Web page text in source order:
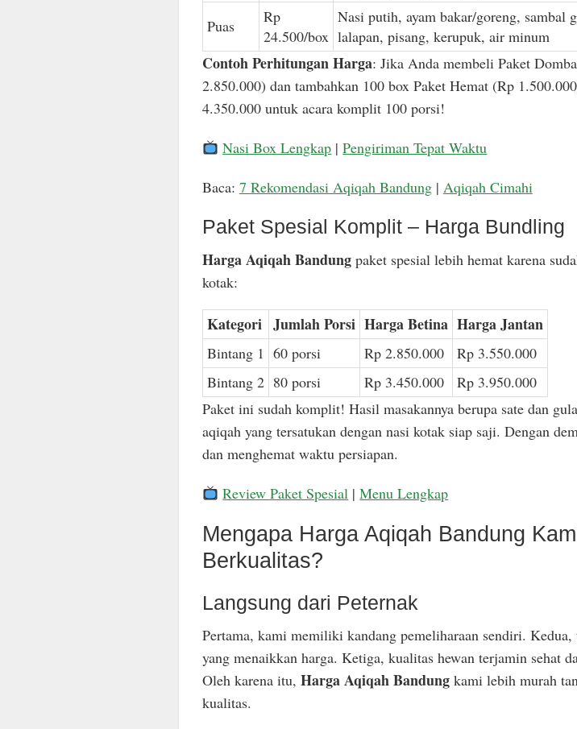
Puas
Rp
24.500/box
Nasi putih, ayam bakar/goreng, sambal
lalapan, pisang, kerupuk, air minum
Contoh Perhitungan Harga: Jika Anda membeli Paket
2.850.000) dan tambahkan 100 box Paket Hemat (Rp
4.350.000 untuk acara komplit 100 porsi!
Nasi Box Lengkap |Pengiriman Tepat Waktu
Baca: 7 Rekomendasi Aqiqah Bandung| Aqiqah Cimahi
Paket Spesial Komplit – Harga Bundling
Harga Aqiqah Bandungpaket spesial lebih hemat karena
kotak:
Kategori Jumlah Porsi Harga Betina Harga Jantan
Bintang 1 60 porsi Rp 2.850.000
Rp 3.550.000
Bintang 2 80 porsi Rp 3.450.000
Rp 3.950.000
Paket ini sudah komplit! Hasil masakannya berupa sate dan
aqiqah yang tersatukan dengan nasi kotak siap saji. Dengan
dan menghemat waktu persiapan.
Review Paket Spesial |Menu Lengkap
Mengapa Harga Aqiqah Bandung
Berkualitas?
Langsung dari Peternak
Pertama, kami memiliki kandang pemeliharaan sendiri. Kedua,
yang menaikkan harga. Ketiga, kualitas hewan terjamin sehat
Oleh karena itu, Harga Aqiqah Bandungkami lebih murah
kualitas.